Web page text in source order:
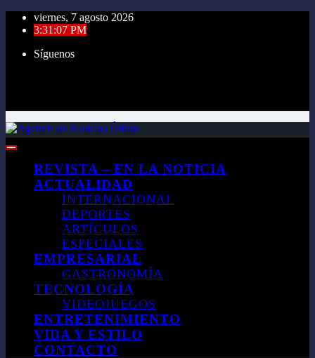
Saltar
viernes, 7 agosto 2026
3:31:08 PM
Síguenos
REVISTA – EN LA NOTICIA
ACTUALIDAD
INTERNACIONAL
DEPORTES
ARTÍCULOS
ESPECIALES
EMPRESARIAL
GASTRONOMÍA
TECNOLOGÍA
VIDEOJUEGOS
ENTRETENIMIENTO
VIDA Y ESTILO
CONTACTO